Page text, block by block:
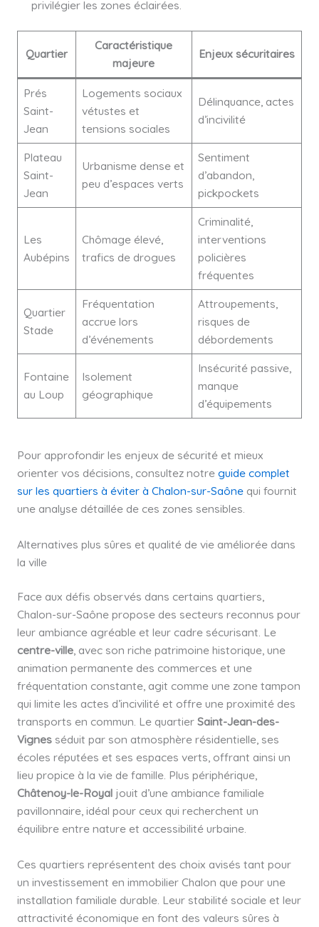
privilégier les zones éclairées.
Quartier
Caractéristique
majeure
Enjeux sécuritaires
Prés
Saint-
Jean
Logements sociaux
vétustes et
tensions sociales
Délinquance, actes
d’incivilité
Plateau
Saint-
Jean
Urbanisme dense et
peu d’espaces verts
Sentiment
d’abandon,
pickpockets
Les
Aubépins
Chômage élevé,
trafics de drogues
Criminalité,
interventions
policières
fréquentes
Quartier
Stade
Fréquentation
accrue lors
d’événements
Attroupements,
risques de
débordements
Fontaine
au Loup
Isolement
géographique
Insécurité passive,
manque
d’équipements
Pour approfondir les enjeux de sécurité et mieux
orienter vos décisions, consultez notre guide complet
sur les quartiers à éviter à Chalon-sur-Saônequi fournit
une analyse détaillée de ces zones sensibles.
Alternatives plus sûres et qualité de vie améliorée dans
la ville
Face aux défis observés dans certains quartiers,
Chalon-sur-Saône propose des secteurs reconnus pour
leur ambiance agréable et leur cadre sécurisant. Le
centre-ville, avec son riche patrimoine historique, une
animation permanente des commerces et une
fréquentation constante, agit comme une zone tampon
qui limite les actes d’incivilité et offre une proximité des
transports en commun. Le quartier Saint-Jean-des-
Vignesséduit par son atmosphère résidentielle, ses
écoles réputées et ses espaces verts, offrant ainsi un
lieu propice à la vie de famille. Plus périphérique,
Châtenoy-le-Royaljouit d’une ambiance familiale
pavillonnaire, idéal pour ceux qui recherchent un
équilibre entre nature et accessibilité urbaine.
Ces quartiers représentent des choix avisés tant pour
un investissement en immobilier Chalon que pour une
installation familiale durable. Leur stabilité sociale et leur
attractivité économique en font des valeurs sûres à